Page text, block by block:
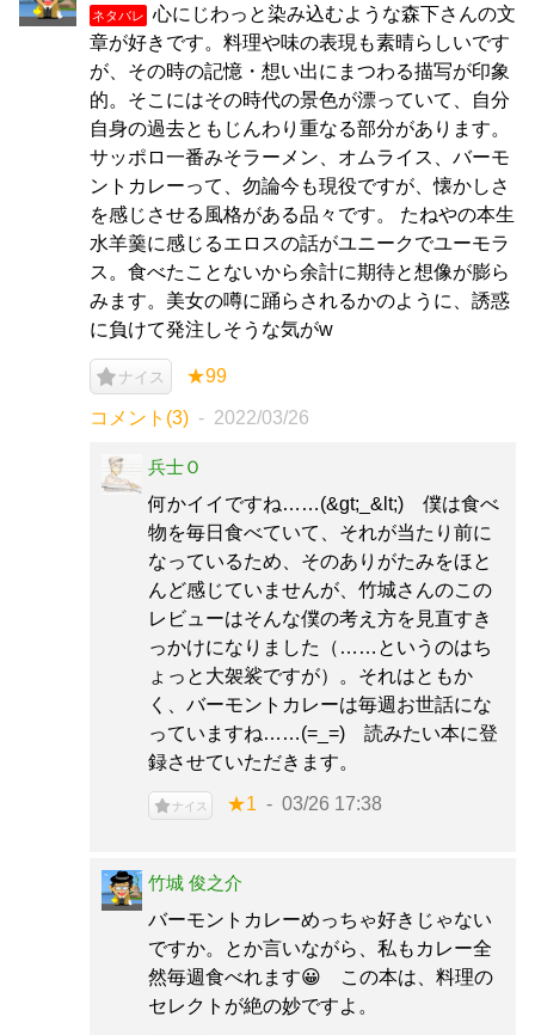
ネタバレ
心にじわっと染み込むような森下さんの文
章が好きです。料理や味の表現も素晴らしいです
が、その時の記憶・想い出にまつわる描写が印象
的。そこにはその時代の景色が漂っていて、自分
自身の過去ともじんわり重なる部分があります。
サッポロ一番みそラーメン、オムライス、バーモ
ントカレーって、勿論今も現役ですが、懐かしさ
を感じさせる風格がある品々です。 たねやの本生
水羊羹に感じるエロスの話がユニークでユーモラ
ス。食べたことないから余計に期待と想像が膨ら
みます。美女の噂に踊らされるかのように、誘惑
に負けて発注しそうな気がw
ナイス ★99
コメント(3) 2022/03/26
兵士Ｏ
何かイイですね……(&gt;_&lt;) 僕は食べ
物を毎日食べていて、それが当たり前に
なっているため、そのありがたみをほと
んど感じていませんが、竹城さんのこの
レビューはそんな僕の考え方を見直すき
っかけになりました（……というのはち
ょっと大袈裟ですが）。それはともか
く、バーモントカレーは毎週お世話にな
っていますね……(=_=) 読みたい本に登
録させていただきます。
ナイス ★1 03/26 17:38
竹城 俊之介
バーモントカレーめっちゃ好きじゃない
ですか。とか言いながら、私もカレー全
然毎週食べれます😀 この本は、料理の
セレクトが絶の妙ですよ。